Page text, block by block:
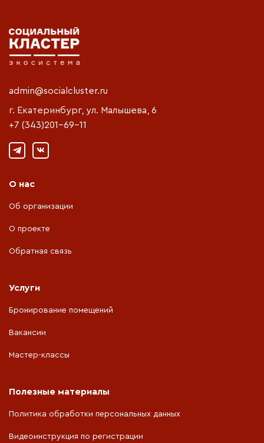
admin@socialcluster.ru
г. Екатеринбург, ул. Малышева, 6
+7 (343)201-69-11
О нас
Об организации
О проекте
Обратная связь
Услуги
Бронирование помещений
Вакансии
Мастер-классы
Полезные материалы
Политика обработки персональных данных
Видеоинструкция по регистрации